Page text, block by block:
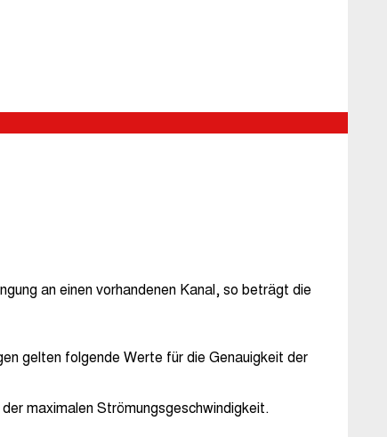
an einen vorhandenen Kanal, so beträgt die
gelten folgende Werte für die Genauigkeit der
maximalen Strömungsgeschwindigkeit.